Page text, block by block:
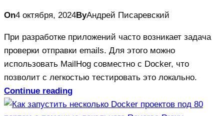
On4 октября, 2024ByАндрей Писаревский
При разработке приложений часто возникает задача
проверки отправки emails. Для этого можно
использовать MailHog совместно с Docker, что
позволит с легкостью тестировать это локально.
Continue reading